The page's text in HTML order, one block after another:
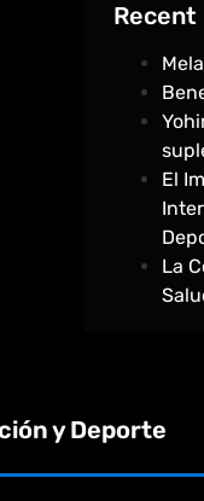
Recent
El
La
y Deporte